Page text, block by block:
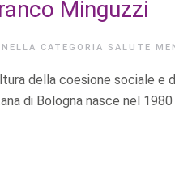
Minguzzi
NELLA CATEGORIA SALUTE
della coesione sociale e
di Bologna nasce nel